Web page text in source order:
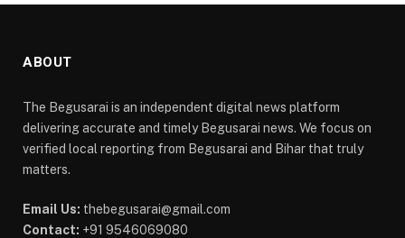
ABOUT
The Begusarai is an independent digital news platform
delivering accurate and timely Begusarai news. We focus on
verified local reporting from Begusarai and Bihar that truly
matters.
Email Us: thebegusarai@gmail.com
Contact: +91 9546069080